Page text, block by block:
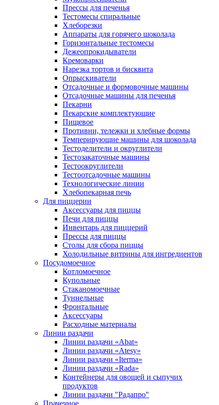
Прессы для печенья
Тестомесы спиральные
Хлеборезки
Аппараты для горячего шоколада
Горизонтальные тестомесы
Дежеопрокидыватели
Кремоварки
Нарезка тортов и бисквита
Опрыскиватели
Отсадочные и формовочные машины
Отсадочные машины для печенья
Пекарни
Пекарские комплектующие
Пищевое
Противни, тележки и хлебные формы
Темперирующие машины для шоколада
Тестоделители и округлители
Тестозакаточные машины
Тестоокруглители
Тестоотсадочные машины
Технологические линии
Хлебопекарная печь
Для пиццерии
Аксессуары для пиццы
Печи для пиццы
Инвентарь для пиццерий
Прессы для пиццы
Столы для сбора пиццы
Холодильные витрины для ингредиентов
Посудомоечное
Котломоечное
Купольные
Стаканомоечные
Туннельные
Фронтальные
Аксессуары
Расходные материалы
Линии раздачи
Линии раздачи «Abat»
Линии раздачи «Atesy»
Линии раздачи «Iterma»
Линии раздачи «Rada»
Контейнеры для овощей и сыпучих
продуктов
Линии раздачи "Радапро"
Прачечное